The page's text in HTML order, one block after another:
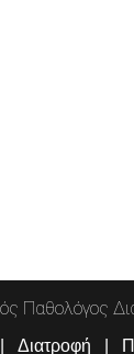
Παθολόγος
Διατροφή